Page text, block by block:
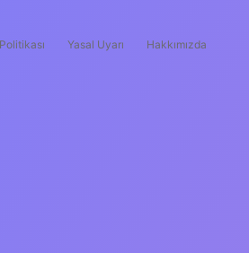
Yasal Uyarı Hakkımızda